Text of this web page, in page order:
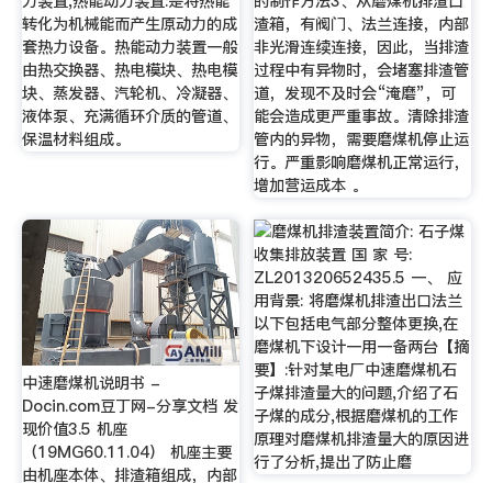
转化为机械能而产生原动力的成
套热力设备。热能动力装置一般
由热交换器、热电模块、热电模
块、蒸发器、汽轮机、冷凝器、
液体泵、充满循环介质的管道、
保温材料组成。
渣箱，有阀门、法兰连接，内部
非光滑连续连接，因此，当排渣
过程中有异物时，会堵塞排渣管
道，发现不及时会“淹磨”，可
能会造成更严重事故。清除排渣
管内的异物，需要磨煤机停止运
行。严重影响磨煤机正常运行，
增加营运成本 。
中速磨煤机说明书 -
Docin.com豆丁网-分享文档 发
现价值3.5 机座
（19MG60.11.04） 机座主要
由机座本体、排渣箱组成，内部
磨煤机排渣装置简介: 石子煤
收集排放装置 国 家 号:
ZL201320652435.5 一、 应
用背景: 将磨煤机排渣出口法兰
以下包括电气部分整体更换,在
磨煤机下设计一用一备两台【摘
要】:针对某电厂中速磨煤机石
子煤排渣量大的问题,介绍了石
子煤的成分,根据磨煤机的工作
原理对磨煤机排渣量大的原因进
行了分析,提出了防止磨